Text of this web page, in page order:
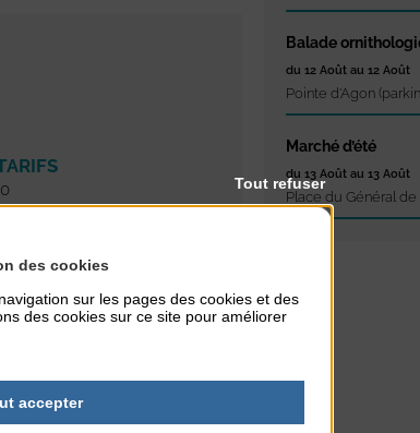
Balade
du 12 Août au 12 Août
Pointe d'Agon
Marché d’été
du 13 Août au 13 Août
Place du Général de
des cookies
sur les pages des cookies et des
des cookies sur ce site pour améliorer
accepter
Tout refuser